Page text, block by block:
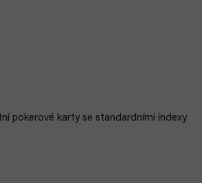
pokerové karty se standardními indexy